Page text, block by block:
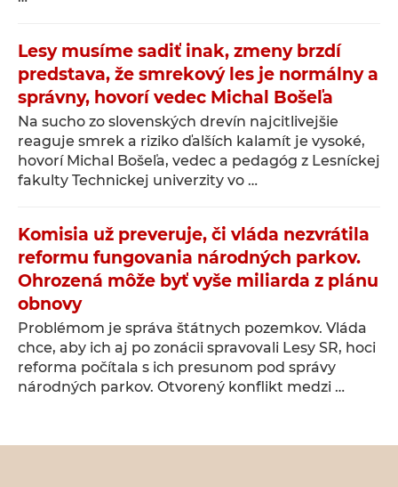
Lesy musíme sadiť inak, zmeny brzdí
predstava, že smrekový les je normálny a
správny, hovorí vedec Michal Bošeľa
Na sucho zo slovenských drevín najcitlivejšie
reaguje smrek a riziko ďalších kalamít je vysoké,
hovorí Michal Bošeľa, vedec a pedagóg z Lesníckej
fakulty Technickej univerzity vo …
Komisia už preveruje, či vláda nezvrátila
reformu fungovania národných parkov.
Ohrozená môže byť vyše miliarda z plánu
obnovy
Problémom je správa štátnych pozemkov. Vláda
chce, aby ich aj po zonácii spravovali Lesy SR, hoci
reforma počítala s ich presunom pod správy
národných parkov. Otvorený konflikt medzi …